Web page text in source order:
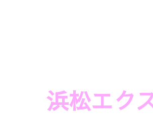
浜松エク